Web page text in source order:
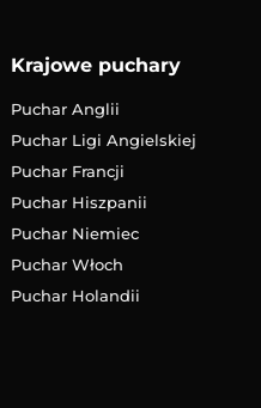
Krajowe puchary
Puchar Anglii
Puchar Ligi Angielskiej
Puchar Francji
Puchar Hiszpanii
Puchar Niemiec
Puchar Włoch
Puchar Holandii